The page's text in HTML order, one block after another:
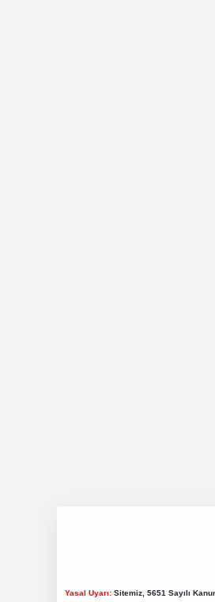
Yasal Uyarı:Sitemiz, 5651 Sayılı